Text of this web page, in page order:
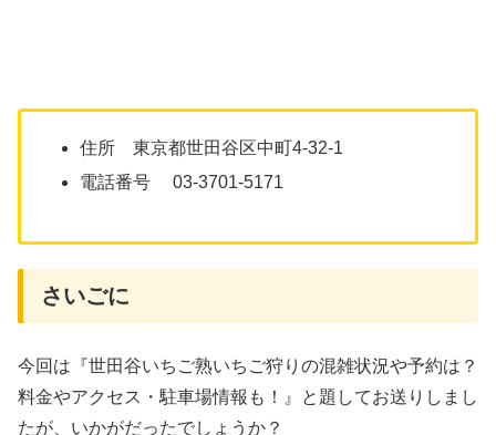
住所 東京都世田谷区中町4-32-1
電話番号 03-3701-5171
さいごに
今回は『世田谷いちご熟いちご狩りの混雑状況や予約は？
料金やアクセス・駐車場情報も！』と題してお送りしまし
たが、いかがだったでしょうか？